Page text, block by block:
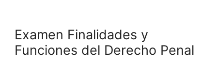
Examen Finalidades y
Funciones del Derecho Penal